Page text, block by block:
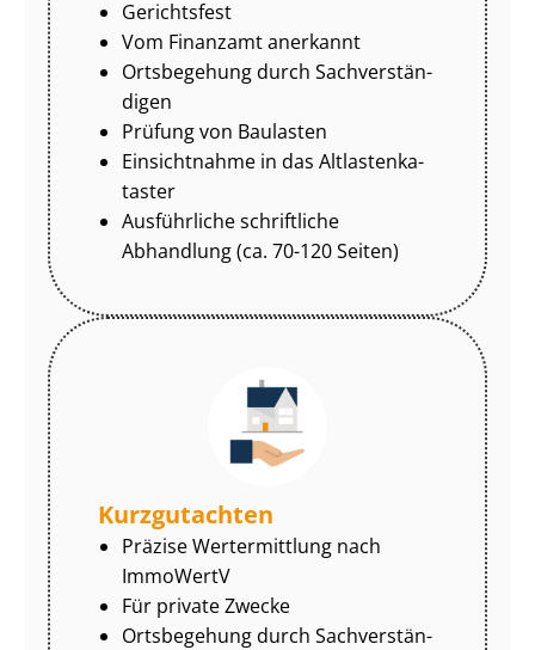
Gerichtsfest
Vom Finanzamt anerkannt
Ortsbegehung durch Sach­ver­stän­
di­gen
Prüfung von Baulasten
Einsichtnahme in das Alt­las­ten­ka­
tas­ter
Ausführliche schriftliche
Abhandlung (ca. 70-120 Seiten)
Kurzgutachten
Präzise Wertermittlung nach
ImmoWertV
Für private Zwecke
Ortsbegehung durch Sach­ver­stän­